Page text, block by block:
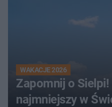
WAKACJE 2026
Zapomnij o
najmniejszy w Świętokrzyskiem,